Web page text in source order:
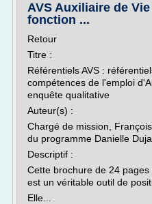
AVS Auxiliaire de
fonction ...
Retour
Titre :
Référentiels AVS :
compétences de l'emploi
enquête qualitative
Auteur(s) :
Chargé de mission,
du programme Danielle
Descriptif :
Cette brochure de 24
est un véritable outil de
Elle...